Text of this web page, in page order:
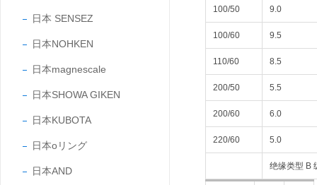
日本 SENSEZ
日本NOHKEN
日本magnescale
日本SHOWA GIKEN
日本KUBOTA
日本oリング
日本AND 绝缘类型 B
100/50 9.0
100/60 9.5
110/60 8.5
200/50 5.5
200/60 6.0
220/60 5.0